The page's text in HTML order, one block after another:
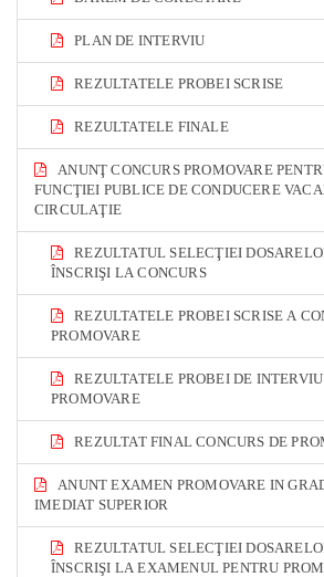
PLAN DE INTERVIU
REZULTATELE PROBEI SCRISE
REZULTATELE FINALE
ANUNŢ CONCURS PROMOVARE
FUNCŢIEI PUBLICE DE CONDUCERE
CIRCULAŢIE
REZULTATUL SELECŢIEI
ÎNSCRIŞI LA CONCURS
REZULTATELE PROBEI SCRISE A
PROMOVARE
REZULTATELE PROBEI DE
PROMOVARE
REZULTAT FINAL CONCURS DE
ANUNT EXAMEN PROMOVARE IN
IMEDIAT SUPERIOR
REZULTATUL SELECŢIEI
ÎNSCRIŞI LA EXAMENUL PENTRU